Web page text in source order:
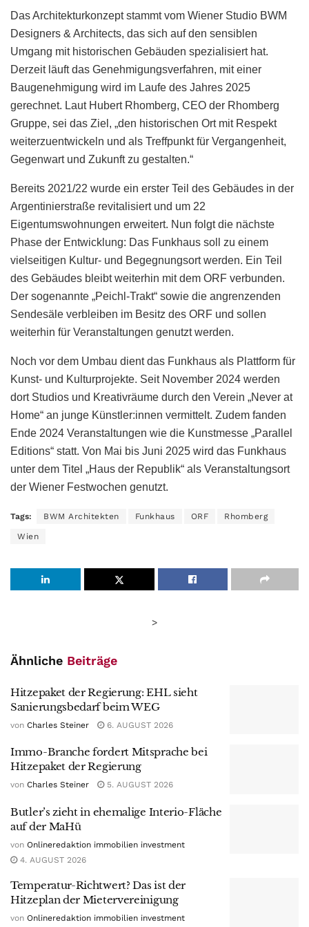
Das Architekturkonzept stammt vom Wiener Studio BWM
Designers & Architects, das sich auf den sensiblen
Umgang mit historischen Gebäuden spezialisiert hat.
Derzeit läuft das Genehmigungsverfahren, mit einer
Baugenehmigung wird im Laufe des Jahres 2025
gerechnet. Laut Hubert Rhomberg, CEO der Rhomberg
Gruppe, sei das Ziel, „den historischen Ort mit Respekt
weiterzuentwickeln und als Treffpunkt für Vergangenheit,
Gegenwart und Zukunft zu gestalten.“
Bereits 2021/22 wurde ein erster Teil des Gebäudes in der
Argentinierstraße revitalisiert und um 22
Eigentumswohnungen erweitert. Nun folgt die nächste
Phase der Entwicklung: Das Funkhaus soll zu einem
vielseitigen Kultur- und Begegnungsort werden. Ein Teil
des Gebäudes bleibt weiterhin mit dem ORF verbunden.
Der sogenannte „Peichl-Trakt“ sowie die angrenzenden
Sendesäle verbleiben im Besitz des ORF und sollen
weiterhin für Veranstaltungen genutzt werden.
Noch vor dem Umbau dient das Funkhaus als Plattform für
Kunst- und Kulturprojekte. Seit November 2024 werden
dort Studios und Kreativräume durch den Verein „Never at
Home“ an junge Künstler:innen vermittelt. Zudem fanden
Ende 2024 Veranstaltungen wie die Kunstmesse „Parallel
Editions“ statt. Von Mai bis Juni 2025 wird das Funkhaus
unter dem Titel „Haus der Republik“ als Veranstaltungsort
der Wiener Festwochen genutzt.
Tags: BWM Architekten Funkhaus ORF Rhomberg
Wien
>
Ähnliche Beiträge
Hitzepaket der Regierung: EHL sieht
Sanierungsbedarf beim WEG
von Charles Steiner 6. AUGUST 2026
Immo-Branche fordert Mitsprache bei
Hitzepaket der Regierung
von Charles Steiner 5. AUGUST 2026
Butler’s zieht in ehemalige Interio-Fläche
auf der MaHü
von Onlineredaktion immobilien investment
4. AUGUST 2026
Temperatur-Richtwert? Das ist der
Hitzeplan der Mietervereinigung
von Onlineredaktion immobilien investment